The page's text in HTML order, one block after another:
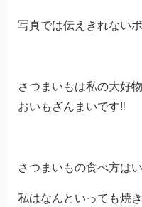
写真では伝えきれない
さつまいもは私の大好
おいもざんまいです‼️
さつまいもの食べ方は
私はなんといっても焼